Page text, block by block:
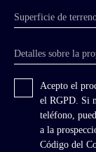
Superficie de
Detalles sobre la
Acepto el
el RGPD. Si
teléfono,
a la
Código del